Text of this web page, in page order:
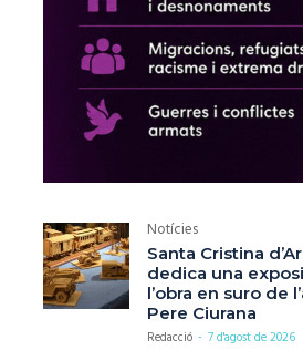
Notícies
Santa Cristina
dedica una
l’obra en suro de
Pere Ciurana
Redacció - 7 d'agost de 2026